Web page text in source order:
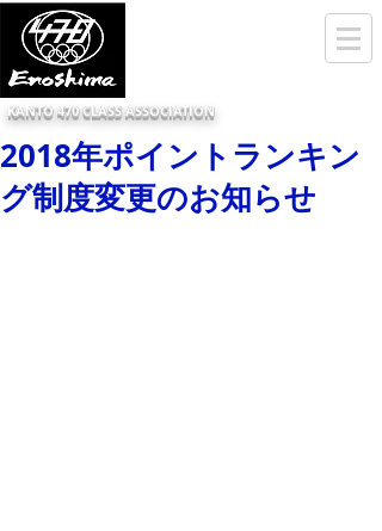
KANTO 470 CLASS ASSOCIATION
2018年ポイントランキン
グ制度変更のお知らせ